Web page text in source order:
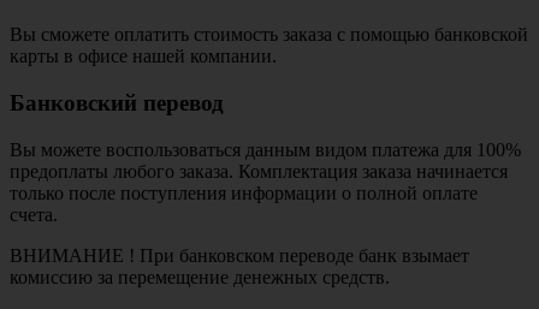
Вы сможете оплатить стоимость заказа с помощью банковской
карты в офисе нашей компании.
Банковский перевод
Вы можете воспользоваться данным видом платежа для 100%
предоплаты любого заказа. Комплектация заказа начинается
только после поступления информации о полной оплате
счета.
ВНИМАНИЕ ! При банковском переводе банк взымает
комиссию за перемещение денежных средств.